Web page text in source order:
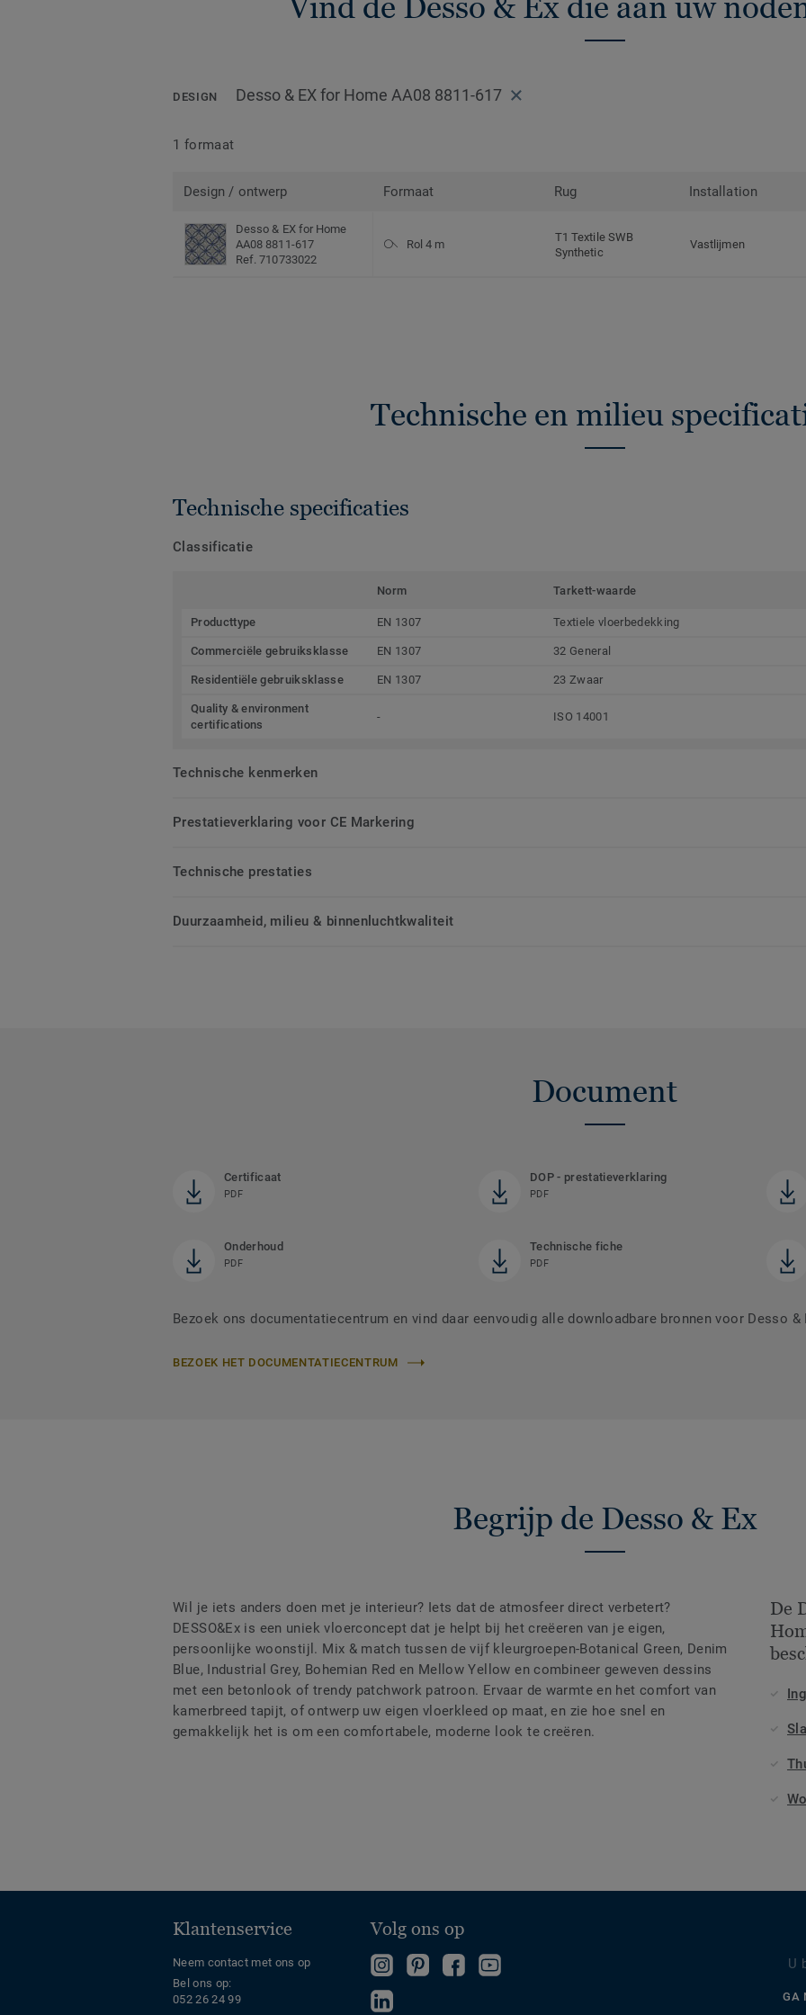
Vind de Desso & Ex die aan uw
DESIGN Desso & EX for Home AA08 8811-617
1 formaat
Design / ontwerp Formaat Rug Installation
Desso & EX for Home
AA08 8811-617
Ref. 710733022
Rol 4 m
T1 Textile SWB
Synthetic
Vastlijmen
Technische en milieu
Technische specificaties
Classificatie
Norm Tarkett-waarde
Producttype EN 1307 Textiele vloerbedekking
Commerciële gebruiksklasse EN 1307 32 General
Residentiële gebruiksklasse EN 1307 23 Zwaar
Quality & environment
certifications
- ISO 14001
Technische kenmerken
Prestatieverklaring voor CE Markering
Technische prestaties
Duurzaamheid, milieu & binnenluchtkwaliteit
Document
Certificaat
PDF
DOP - prestatieverklaring
PDF
Onderhoud
PDF
Technische fiche
PDF
Bezoek ons documentatiecentrum en vind daar eenvoudig alle downloadbare bronnen voor Desso &
BEZOEK HET DOCUMENTATIECENTRUM
Begrijp de Desso & Ex
Wil je iets anders doen met je interieur? Iets dat de atmosfeer direct verbetert?
DESSO&Ex is een uniek vloerconcept dat je helpt bij het creëeren van je eigen,
persoonlijke woonstijl. Mix & match tussen de vijf kleurgroepen-Botanical Green, Denim
Blue, Industrial Grey, Bohemian Red en Mellow Yellow en combineer geweven dessins
met een betonlook of trendy patchwork patroon. Ervaar de warmte en het comfort van
kamerbreed tapijt, of ontwerp uw eigen vloerkleed op maat, en zie hoe snel en
gemakkelijk het is om een comfortabele, moderne look te creëren.
De
Klantenservice
Neem contact met ons op
Bel ons op:
052 26 24 99
Volg ons op
Volg
op
Ga
WordKijk
Volg
U
GA